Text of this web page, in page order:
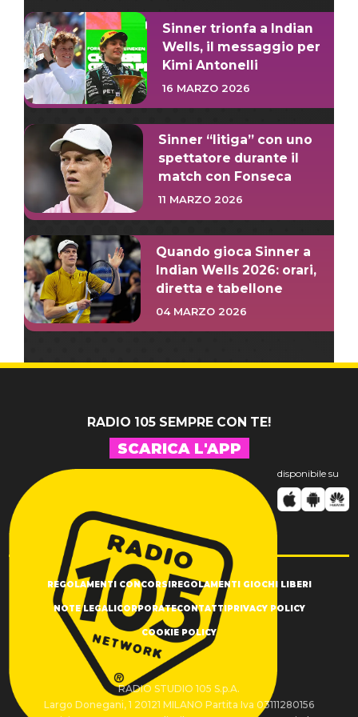
Sinner trionfa a Indian
Wells, il messaggio per
Kimi Antonelli
16 MARZO 2026
Sinner “litiga” con uno
spettatore durante il
match con Fonseca
11 MARZO 2026
Quando gioca Sinner a
Indian Wells 2026: orari,
diretta e tabellone
04 MARZO 2026
RADIO 105 SEMPRE CON TE!
SCARICA L'APP
disponibile su
REGOLAMENTI CONCORSIREGOLAMENTI GIOCHI LIBERI
NOTE LEGALICORPORATECONTATTIPRIVACY POLICY
COOKIE POLICY
RADIO STUDIO 105 S.p.A.
Largo Donegani, 1 20121 MILANO Partita Iva 03111280156